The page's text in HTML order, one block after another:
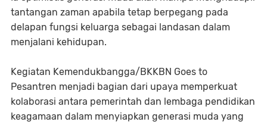
tantangan zaman apabila tetap berpegang pada
delapan fungsi keluarga sebagai landasan dalam
menjalani kehidupan.
Kegiatan Kemendukbangga/BKKBN Goes to
Pesantren menjadi bagian dari upaya memperkuat
kolaborasi antara pemerintah dan lembaga pendidikan
keagamaan dalam menyiapkan generasi muda yang